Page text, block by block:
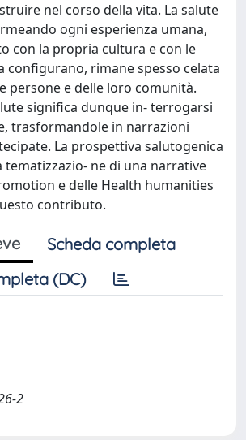
nel corso della vita. La salute
ogni esperienza umana,
con la propria cultura e con le
configurano, rimane spesso celata
persone e delle loro comunità.
significa dunque in- terrogarsi
trasformandole in narrazioni
La prospettiva salutogenica
ne di una narrative
e delle Health humanities
contributo.
Scheda completa
(DC)
2